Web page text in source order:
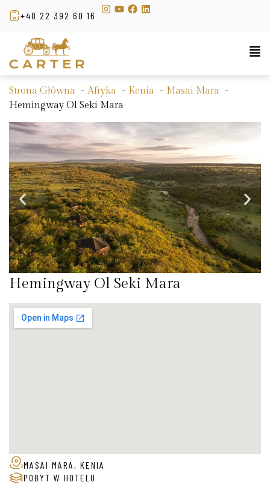
+48 22 392 60 16
Strona Główna Afryka Kenia
Masai Mara
Hemingway Ol Seki Mara
Hemingway Ol Seki Mara
MASAI MARA, KENIA
POBYT W HOTELU